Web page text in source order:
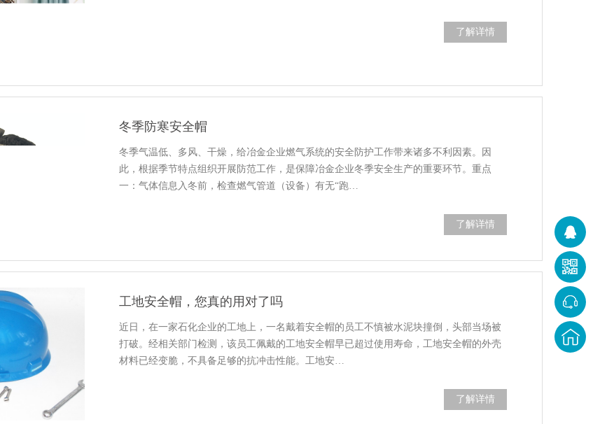
了解详情
冬季防寒安全帽
冬季气温低、多风、干燥，给冶金企业燃气系统的安全防护工作带来诸多不利因素。因
此，根据季节特点组织开展防范工作，是保障冶金企业冬季安全生产的重要环节。重点
一：气体信息入冬前，检查燃气管道（设备）有无“跑…
了解详情
工地安全帽，您真的用对了吗
近日，在一家石化企业的工地上，一名戴着安全帽的员工不慎被水泥块撞倒，头部当场被
打破。经相关部门检测，该员工佩戴的工地安全帽早已超过使用寿命，工地安全帽的外壳
材料已经变脆，不具备足够的抗冲击性能。工地安…
了解详情